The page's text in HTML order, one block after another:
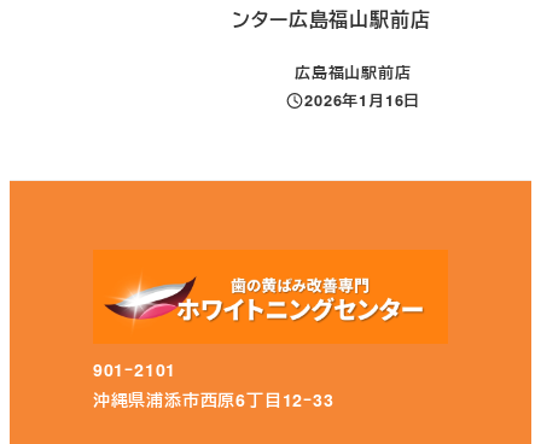
ンター広島福山駅前店
広島福山駅前店
投稿日
2026年1月16日
901ｰ2101
沖縄県浦添市西原6丁目12ｰ33